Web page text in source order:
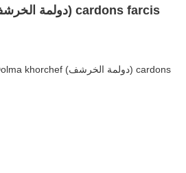
Dolma khorchef (دولمة الخرشف) cardons farcis